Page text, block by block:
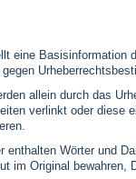
eine Basisinformation
allein durch das
verlinkt oder diese
enthalten Wörter und
im Original bewahren,